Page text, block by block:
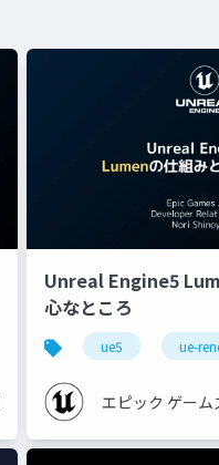
Unreal Engine5
心なところ
ue5 ue-
エピック ゲーム